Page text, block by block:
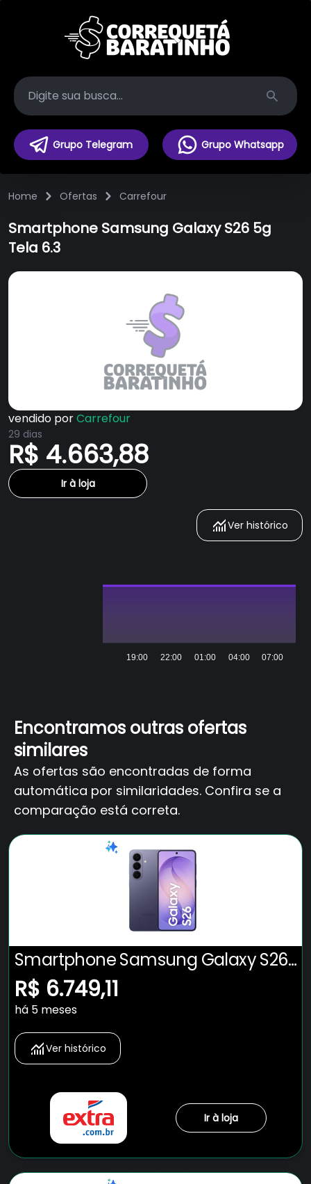
Search
Grupo Telegram Grupo Whatsapp
Home Ofertas Carrefour
Smartphone Samsung Galaxy S26 5g
Tela 6.3
vendido porCarrefour
29 dias
R$ 4.663,88
Ir à loja
Ver histórico
19:00 22:00 01:00 04:00 07:00
Encontramos outras ofertas
similares
As ofertas são encontradas de forma
automática por similaridades. Confira se a
comparação está correta.
Smartphone Samsung Galaxy S26
5G Tela 6.3" 256GB Câmera 50MP -
Violeta
R$ 6.749,11
há 5 meses
Ver histórico
Ir à loja